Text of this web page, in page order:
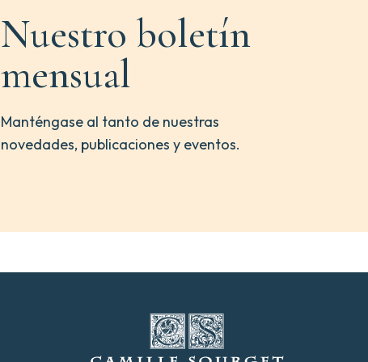
Nuestro boletín
mensual
Manténgase al tanto de nuestras
novedades, publicaciones y eventos.